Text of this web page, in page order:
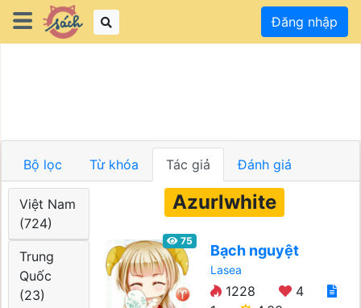
Đăng nhập
Bộ lọc Từ khóa Tác giả Đánh giá
Việt Nam
(724)
Trung
Quốc
(23)
Azurlwhite
75
Bạch nguyệt
Lasea
1228
4